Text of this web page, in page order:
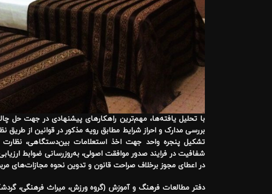
با تحلیل یافته‌ها، مهم‌ترین راهکارهای پیشنهادی در جهت
بررسی مدارک و احراز شرایط مطابق رویه مذکور در قوانین از
تشکیل پنجره واحد جهت اخذ استعلامات بین‌دستگاهی، نظارت
شفافیت در فرایند صدور موافقت اصولی، به‌روزرسانی ضوابط
در اعطای مجوز برخلاف صراحت قانون و تدوین نحوه مجازات‌های
دفتر مطالعات فرهنگ و آموزش (گروه ورزش، میراث فرهنگی،